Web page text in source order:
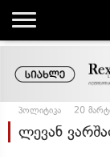
პოლიტიკა 20
ლევან